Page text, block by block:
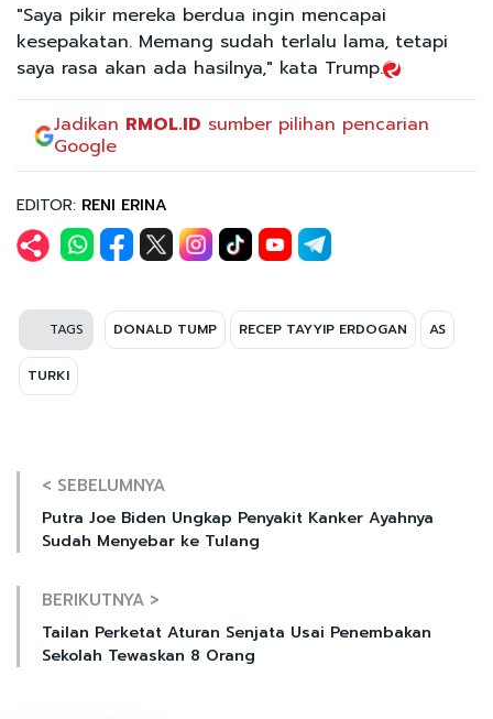
"Saya pikir mereka berdua ingin mencapai
kesepakatan. Memang sudah terlalu lama, tetapi
saya rasa akan ada hasilnya," kata Trump.
Jadikan RMOL.ID sumber pilihan pencarian
Google
EDITOR: RENI ERINA
TAGS DONALD TUMP RECEP TAYYIP ERDOGAN AS
TURKI
< SEBELUMNYA
Putra Joe Biden Ungkap Penyakit Kanker Ayahnya
Sudah Menyebar ke Tulang
BERIKUTNYA >
Tailan Perketat Aturan Senjata Usai Penembakan
Sekolah Tewaskan 8 Orang